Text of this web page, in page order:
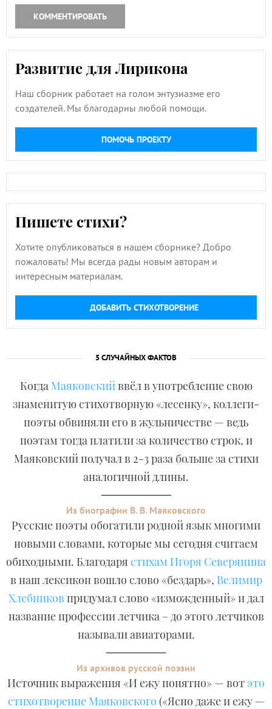
КОММЕНТИРОВАТЬ
Развитие для Лирикона
Наш сборник работает на голом энтузиазме его
создателей. Мы благодарны любой помощи.
ПОМОЧЬ ПРОЕКТУ
Пишете стихи?
Хотите опубликоваться в нашем сборнике? Добро
пожаловать! Мы всегда рады новым авторам и
интересным материалам.
ДОБАВИТЬ СТИХОТВОРЕНИЕ
5 СЛУЧАЙНЫХ ФАКТОВ
Когда Маяковскийввёл в употребление свою
знаменитую стихотворную «лесенку», коллеги-
поэты обвиняли его в жульничестве — ведь
поэтам тогда платили за количество строк, и
Маяковский получал в 2-3 раза больше за стихи
аналогичной длины.
Из биографии В. В. Маяковского
Русские поэты обогатили родной язык многими
новыми словами, которые мы сегодня считаем
обиходными. Благодаря стихам Игоря Северянина
в наш лексикон вошло слово «бездарь», Велимир
Хлебников придумал слово «изможденный» и дал
название профессии летчика – до этого летчиков
называли авиаторами.
Из архивов русской поэзии
Источник выражения «И ежу понятно» — вот это
стихотворение Маяковского («Ясно даже и ежу —